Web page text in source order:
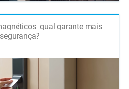
qual garante mais
segurança?